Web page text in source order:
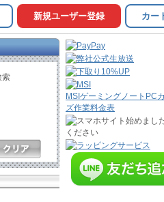
新規ユーザー登録 カー
索
MSIゲーミングノートPC
ズ作業料金表